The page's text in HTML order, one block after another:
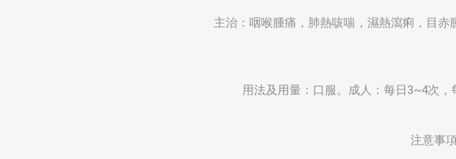
主治：咽喉腫痛，肺熱咳喘，濕熱瀉痢，目
用法及用量：口服。成人：每日3~4次，
注意事